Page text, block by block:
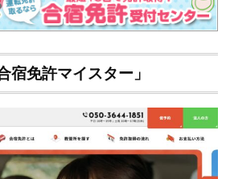
宿免許マイスター」